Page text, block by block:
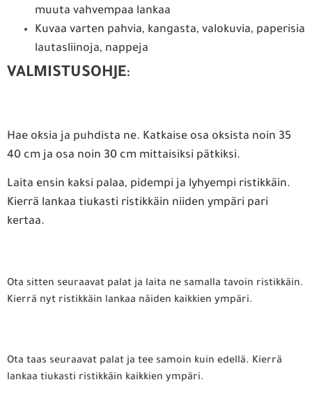
muuta vahvempaa lankaa
Kuvaa varten pahvia, kangasta, valokuvia, paperisia
lautasliinoja, nappeja
VALMISTUSOHJE:
Hae oksia ja puhdista ne. Katkaise osa oksista noin 35
40 cm ja osa noin 30 cm mittaisiksi pätkiksi.
Laita ensin kaksi palaa, pidempi ja lyhyempi ristikkäin.
Kierrä lankaa tiukasti ristikkäin niiden ympäri pari
kertaa.
Ota sitten seuraavat palat ja laita ne samalla tavoin ristikkäin.
Kierrä nyt ristikkäin lankaa näiden kaikkien ympäri.
Ota taas seuraavat palat ja tee samoin kuin edellä. Kierrä
lankaa tiukasti ristikkäin kaikkien ympäri.